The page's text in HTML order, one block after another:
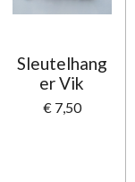
Sleutelhang
er Vik
€ 7,50